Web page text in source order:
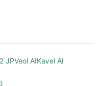
JPVeol AIKavel AI